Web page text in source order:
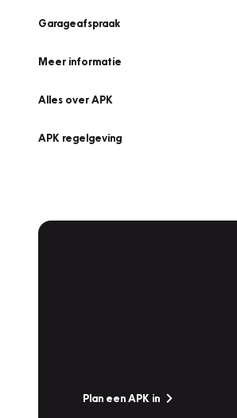
Garageafspraak
Meer informatie
Alles over APK
APK regelgeving
Plan een APK in